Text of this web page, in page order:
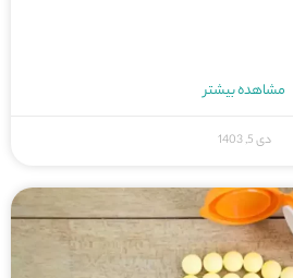
مشاهده بیشتر
دی 5, 1403